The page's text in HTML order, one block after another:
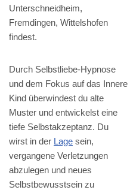
Unterschneidheim,
Fremdingen, Wittelshofen
findest.
Durch Selbstliebe-Hypnose
und dem Fokus auf das Innere
Kind überwindest du alte
Muster und entwickelst eine
tiefe Selbstakzeptanz. Du
wirst in der Lage sein,
vergangene Verletzungen
abzulegen und neues
Selbstbewusstsein zu